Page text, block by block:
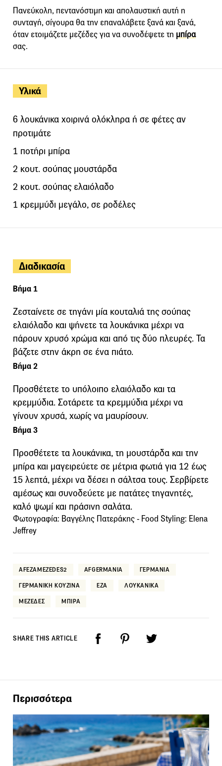
Υλικά
6 λουκάνικα χοιρινά ολόκληρα ή σε φέτες αν
προτιμάτε
1 ποτήρι μπίρα
2 κουτ. σούπας μουστάρδα
2 κουτ. σούπας ελαιόλαδο
1 κρεμμύδι μεγάλο, σε ροδέλες
Πανεύκολη, πεντανόστιμη και απολαυστική αυτή η
συνταγή, σίγουρα θα την επαναλάβετε ξανά και ξανά,
όταν ετοιμάζετε μεζέδες για να συνοδέψετε τη μπίρα
σας.
Διαδικασία
Βήμα 1
Ζεσταίνετε σε τηγάνι μία κουταλιά της σούπας
ελαιόλαδο και ψήνετε τα λουκάνικα μέχρι να
πάρουν χρυσό χρώμα και από τις δύο πλευρές. Τα
βάζετε στην άκρη σε ένα πιάτο.
Βήμα 2
Προσθέτετε το υπόλοιπο ελαιόλαδο και τα
κρεμμύδια. Σοτάρετε τα κρεμμύδια μέχρι να
γίνουν χρυσά, χωρίς να μαυρίσουν.
Βήμα 3
Προσθέτετε τα λουκάνικα, τη μουστάρδα και την
μπίρα και μαγειρεύετε σε μέτρια φωτιά για 12 έως
15 λεπτά, μέχρι να δέσει η σάλτσα τους. Σερβίρετε
αμέσως και συνοδεύετε με πατάτες τηγανητές,
καλό ψωμί και πράσινη σαλάτα.
Φωτογραφία: Βαγγέλης Πατεράκης - Food Styling: Elena
Jeffrey
AFEZAMEZEDES2 AFGERMANIA ΓΕΡΜΑΝΙΑ
ΓΕΡΜΑΝΙΚΗ ΚΟΥΖΙΝΑ ΕΖΑ ΛΟΥΚΑΝΙΚΑ
ΜΕΖΕΔΕΣ ΜΠΙΡΑ
SHARE THIS ARTICLE
Περισσότερα